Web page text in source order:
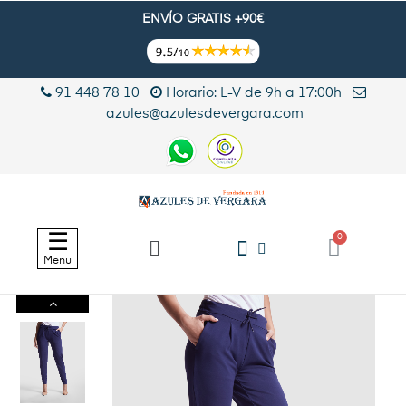
ENVÍO GRATIS +90€
91 448 78 10
Horario: L-V de 9h a 17:00h
azules@azulesdevergara.com
Navegación
de
palanca
☰
Menu